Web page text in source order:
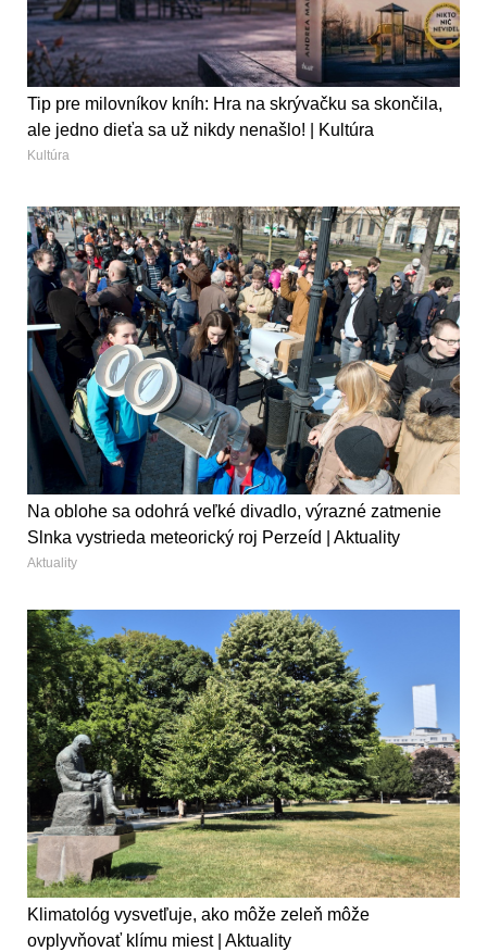
Tip pre milovníkov kníh: Hra na skrývačku sa skončila,
ale jedno dieťa sa už nikdy nenašlo! | Kultúra
Kultúra
Na oblohe sa odohrá veľké divadlo, výrazné zatmenie
Slnka vystrieda meteorický roj Perzeíd | Aktuality
Aktuality
Klimatológ vysvetľuje, ako môže zeleň môže
ovplyvňovať klímu miest | Aktuality